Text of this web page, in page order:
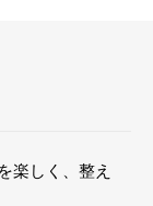
楽しく、整え